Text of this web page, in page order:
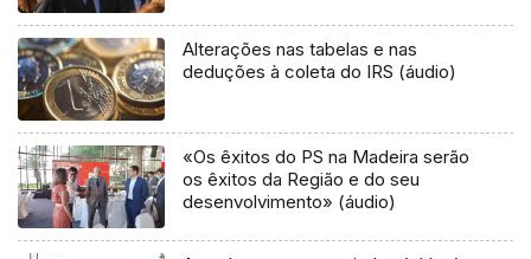
Alterações nas tabelas e nas
deduções à coleta do IRS (áudio)
«Os êxitos do PS na Madeira serão
os êxitos da Região e do seu
desenvolvimento» (áudio)